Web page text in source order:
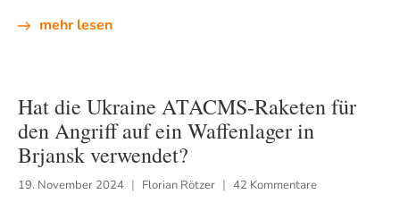
mehr lesen
Hat die Ukraine ATACMS-Raketen für
den Angriff auf ein Waffenlager in
Brjansk verwendet?
19. November 2024 Florian Rötzer 42 Kommentare